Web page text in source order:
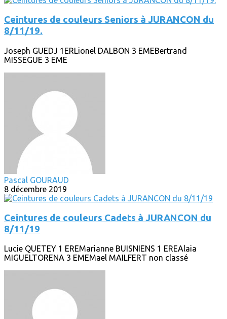
Ceintures de couleurs Seniors à JURANCON du
8/11/19.
Joseph GUEDJ 1ERLionel DALBON 3 EMEBertrand
MISSEGUE 3 EME
Pascal GOURAUD
8 décembre 2019
Ceintures de couleurs Cadets à JURANCON du
8/11/19
Lucie QUETEY 1 EREMarianne BUISNIENS 1 EREAlaia
MIGUELTORENA 3 EMEMael MAILFERT non classé